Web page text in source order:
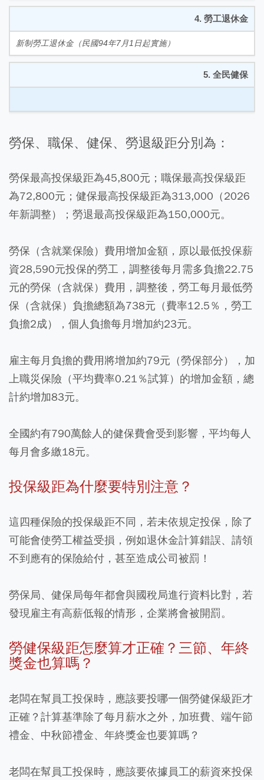
4. 勞工退休金
新制勞工退休金（民國94年7月1日起實施）
5. 全民健保
勞保、職保、健保、勞退級距分別為：
勞保最高投保級距為45,800元；職保最高投保級距
為72,800元；健保最高投保級距為313,000（2026
年新調整）；勞退最高投保級距為150,000元。
勞保（含就業保險）費用增加金額，原以最低投保薪
資28,590元投保的勞工，調整後每月需多負擔22.75
元的勞保（含就保）費用，調整後，勞工每月最低勞
保（含就保）負擔總額為738元（費率12.5％，勞工
負擔2成），個人負擔每月增加約23元。
雇主每月負擔的費用將增加約79元（勞保部分），加
上職災保險（平均費率0.21％試算）的增加金額，總
計約增加83元。
全國約有790萬餘人的健保費會受到影響，平均每人
每月會多繳18元。
投保級距為什麼要特別注意？
這四種保險的投保級距不同，若未依規定投保，除了
可能會使勞工權益受損，例如退休金計算錯誤、請領
不到應有的保險給付，甚至造成公司被罰！
勞保局、健保局每年都會與國稅局進行資料比對，若
發現雇主有高薪低報的情形，企業將會被開罰。
勞健保級距怎麼算才正確？三節、年終
獎金也算嗎？
老闆在幫員工投保時，應該要投哪一個勞健保級距才
正確？計算基準除了每月薪水之外，加班費、端午節
禮金、中秋節禮金、年終獎金也要算嗎？
老闆在幫員工投保時，應該要依據員工的薪資來投保